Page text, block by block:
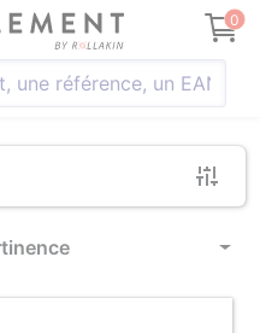
0